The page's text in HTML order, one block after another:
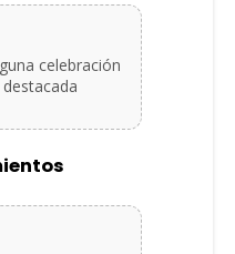
celebración